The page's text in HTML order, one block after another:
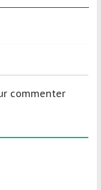
commenter